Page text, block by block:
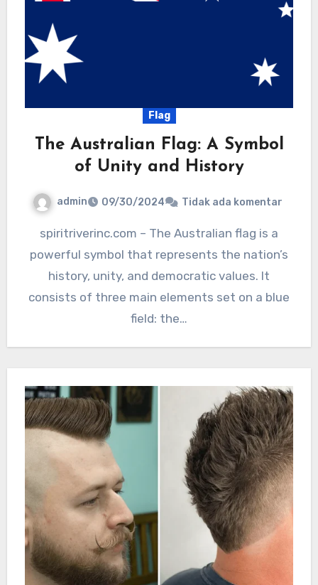
Flag
The Australian Flag: A Symbol
of Unity and History
admin 09/30/2024 Tidak ada komentar
spiritriverinc.com – The Australian flag is a
powerful symbol that represents the nation’s
history, unity, and democratic values. It
consists of three main elements set on a blue
field: the…